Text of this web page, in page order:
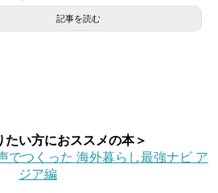
記事を読む
たい方におススメの本＞
でつくった 海外暮らし最強ナビ ア
ジア編